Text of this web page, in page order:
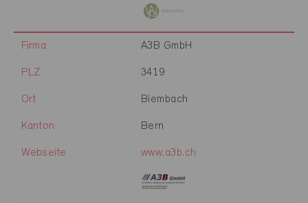
Firma A3B GmbH
PLZ 3419
Ort Biembach
Kanton Bern
Webseite www.a3b.ch